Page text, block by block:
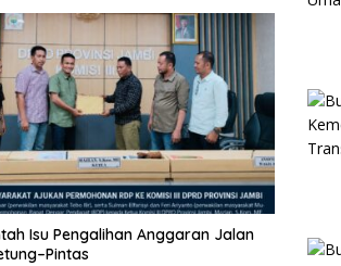
Isu Pengalihan Anggaran Jalan